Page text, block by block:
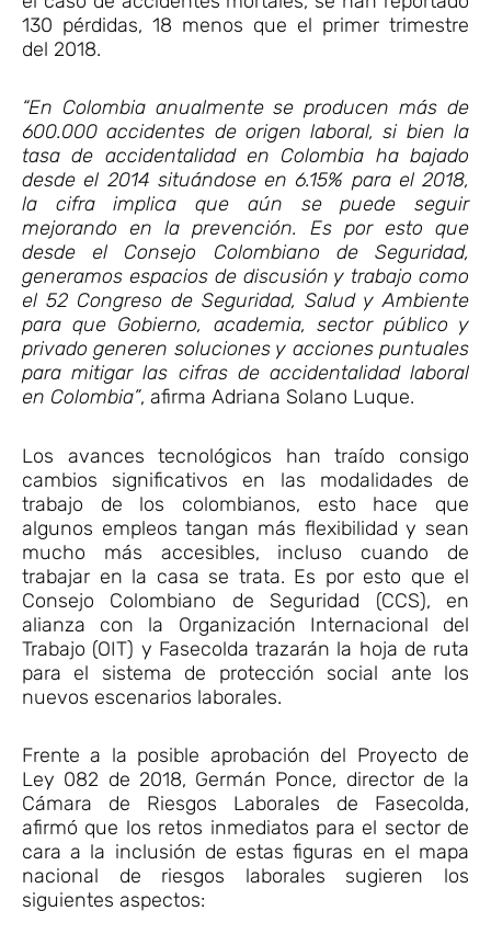
130 pérdidas, 18 menos que el primer trimestre
del 2018.
“En Colombia anualmente se producen más de
600.000 accidentes de origen laboral, si bien la
tasa de accidentalidad en Colombia ha bajado
desde el 2014 situándose en 6.15% para el 2018,
la cifra implica que aún se puede seguir
mejorando en la prevención. Es por esto que
desde el Consejo Colombiano de Seguridad,
generamos espacios de discusión y trabajo como
el 52 Congreso de Seguridad, Salud y Ambiente
para que Gobierno, academia, sector público y
privado generen soluciones y acciones puntuales
para mitigar las cifras de accidentalidad laboral
en Colombia”, afirma Adriana Solano Luque.
Los avances tecnológicos han traído consigo
cambios significativos en las modalidades de
trabajo de los colombianos, esto hace que
algunos empleos tangan más flexibilidad y sean
mucho más accesibles, incluso cuando de
trabajar en la casa se trata. Es por esto que el
Consejo Colombiano de Seguridad (CCS), en
alianza con la Organización Internacional del
Trabajo (OIT) y Fasecolda trazarán la hoja de ruta
para el sistema de protección social ante los
nuevos escenarios laborales.
Frente a la posible aprobación del Proyecto de
Ley 082 de 2018, Germán Ponce, director de la
Cámara de Riesgos Laborales de Fasecolda,
afirmó que los retos inmediatos para el sector de
cara a la inclusión de estas figuras en el mapa
nacional de riesgos laborales sugieren los
siguientes aspectos: